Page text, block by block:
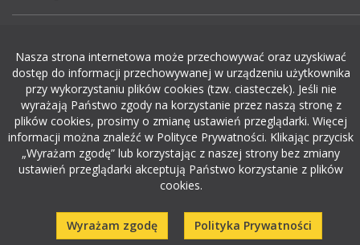
Dodaj ogłoszenie o pracę
rekrutacja w it
Nasza strona internetowa może przechowywać oraz uzyskiwać
dostęp do informacji przechowywanej w urządzeniu użytkownika
przy wykorzystaniu plików cookies (tzw. ciasteczek). Jeśli nie
wyrażają Państwo zgody na korzystanie przez naszą stronę z
plików cookies, prosimy o zmianę ustawień przeglądarki. Więcej
informacji można znaleźć w Polityce Prywatności. Klikając przycisk
„Wyrażam zgodę” lub korzystając z naszej strony bez zmiany
ustawień przeglądarki akceptują Państwo korzystanie z plików
cookies.
Wyrażam zgodę Polityka Prywatności